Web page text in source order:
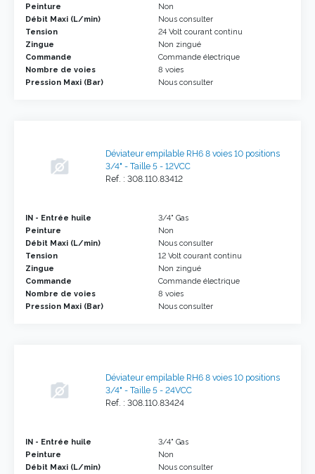
Peinture
Non
Débit Maxi (L/min)
Nous consulter
Tension
24 Volt courant continu
Zingue
Non zingué
Commande
Commande électrique
Nombre de voies
8 voies
Pression Maxi (Bar)
Nous consulter
Déviateur empilable RH6 8 voies 10 positions
3/4" - Taille 5 - 12VCC
Ref. : 308.110.83412
IN - Entrée huile
3/4" Gas
Peinture
Non
Débit Maxi (L/min)
Nous consulter
Tension
12 Volt courant continu
Zingue
Non zingué
Commande
Commande électrique
Nombre de voies
8 voies
Pression Maxi (Bar)
Nous consulter
Déviateur empilable RH6 8 voies 10 positions
3/4" - Taille 5 - 24VCC
Ref. : 308.110.83424
IN - Entrée huile
3/4" Gas
Peinture
Non
Débit Maxi (L/min)
Nous consulter